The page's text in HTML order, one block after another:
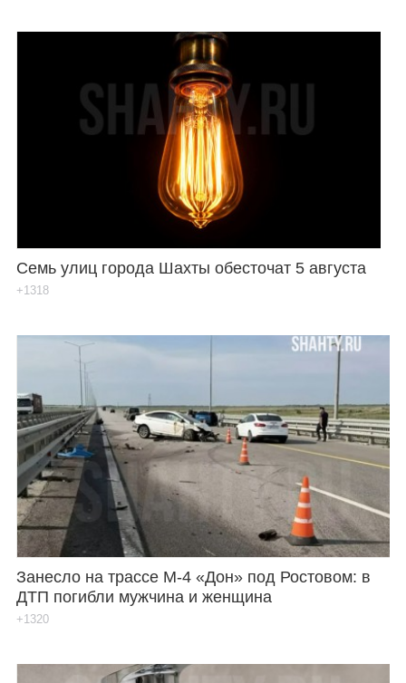
Семь улиц города Шахты обесточат 5 августа
+1318
Занесло на трассе М-4 «Дон» под Ростовом: в
ДТП погибли мужчина и женщина
+1320